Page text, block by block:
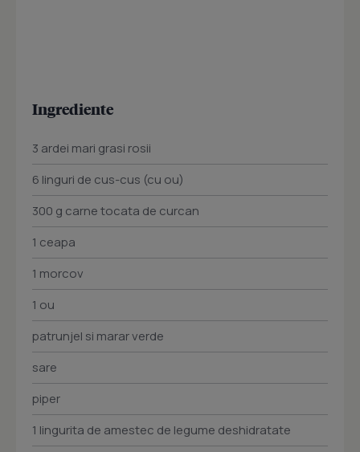
Ingrediente
3 ardei mari grasi rosii
6 linguri de cus-cus (cu ou)
300 g carne tocata de curcan
1 ceapa
1 morcov
1 ou
patrunjel si marar verde
sare
piper
1 lingurita de amestec de legume deshidratate